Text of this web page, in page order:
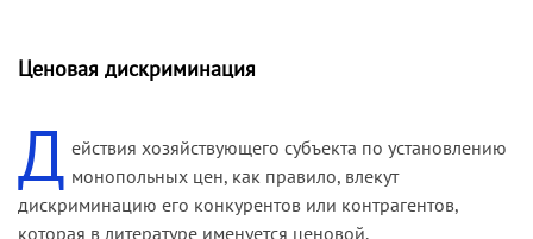
Закону о закупках заявок на участие в аукционе
добросовестной ценовой конкуренции
(решение Арбитражного суда Свердловской
области от 17.03.16 по делу № А60-60658/2015
Ценовая дискриминация
Д ействия хозяйствующего субъекта по установлению
монопольных цен, как правило, влекут
дискриминацию его конкурентов или контрагентов,
которая в литературе именуется ценовой.